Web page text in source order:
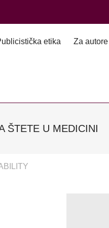
etika Za autore
ŠTETE U MEDICINI